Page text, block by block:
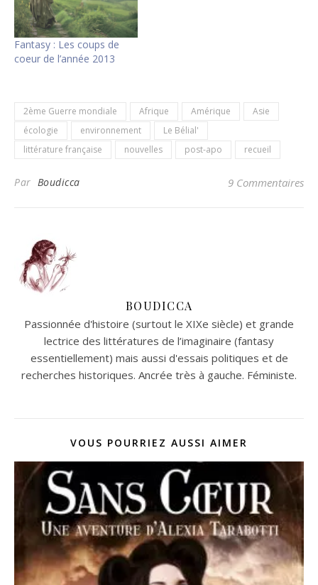
Fantasy : Les coups de
coeur de l’année 2013
2ème Guerre mondiale Afrique Amérique
Asie
écologie
environnement
Le Bélial'
littérature française
nouvelles post-apo recueil
Par Boudicca 9 Commentaires
BOUDICCA
Passionnée d'histoire (surtout le XIXe siècle) et grande
lectrice des littératures de l’imaginaire (fantasy
essentiellement) mais aussi d'essais politiques et de
recherches historiques. Ancrée très à gauche. Féministe.
VOUS POURRIEZ AUSSI AIMER